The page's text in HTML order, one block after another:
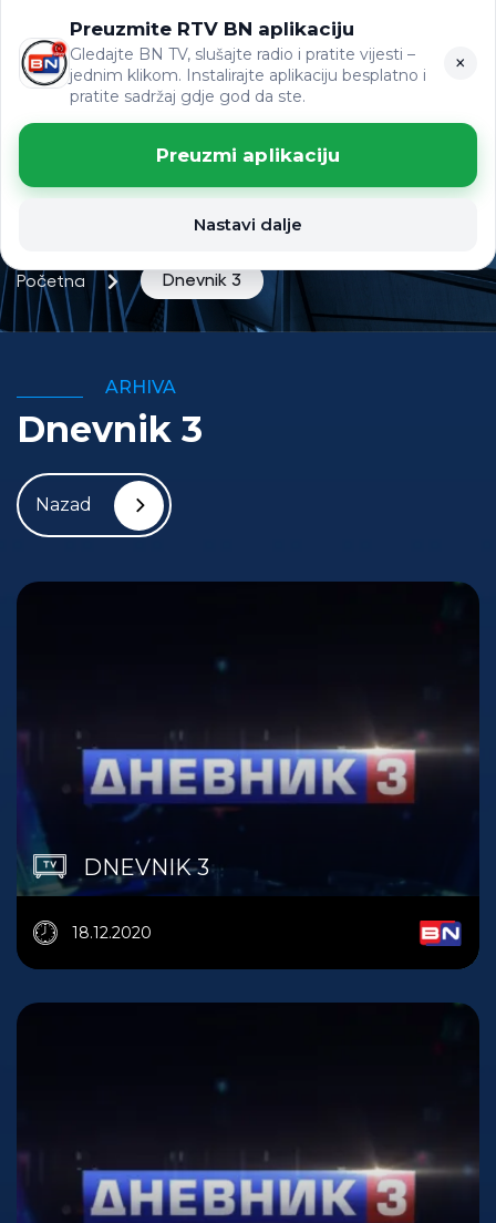
VIJESTI LAT
Preuzmite RTV BN aplikaciju
Gledajte BN TV, slušajte radio i pratite vijesti –
jednim klikom. Instalirajte aplikaciju besplatno i
pratite sadržaj gdje god da ste.
×
Preuzmi aplikaciju
Nastavi dalje
Početna Dnevnik 3
ARHIVA
Dnevnik 3
Nazad
DNEVNIK 3
18.12.2020